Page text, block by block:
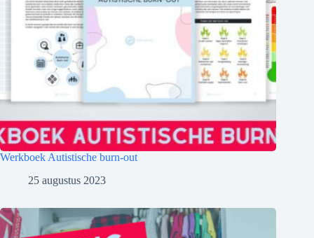
Werkboek Autistische burn-out
25 augustus 2023